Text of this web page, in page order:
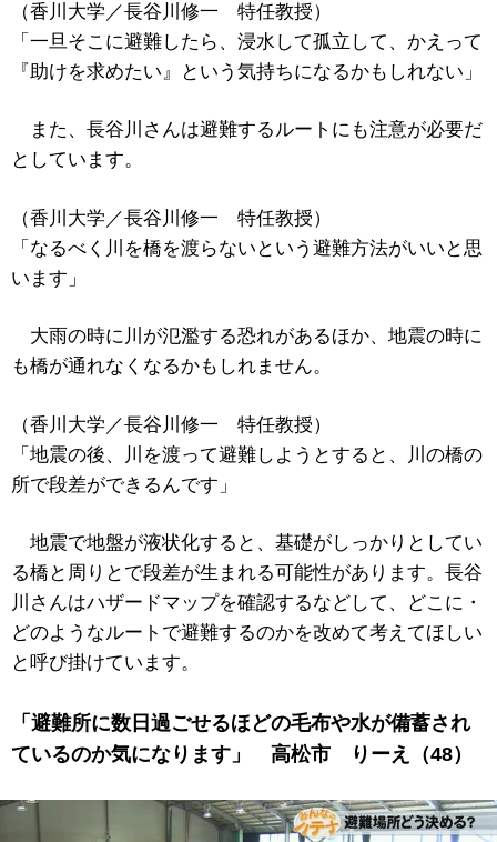
（香川大学／長谷川修一 特任教授）
「一旦そこに避難したら、浸水して孤立して、かえって
『助けを求めたい』という気持ちになるかもしれない」
また、長谷川さんは避難するルートにも注意が必要だ
としています。
（香川大学／長谷川修一 特任教授）
「なるべく川を橋を渡らないという避難方法がいいと思
います」
大雨の時に川が氾濫する恐れがあるほか、地震の時に
も橋が通れなくなるかもしれません。
（香川大学／長谷川修一 特任教授）
「地震の後、川を渡って避難しようとすると、川の橋の
所で段差ができるんです」
地震で地盤が液状化すると、基礎がしっかりとしてい
る橋と周りとで段差が生まれる可能性があります。長谷
川さんはハザードマップを確認するなどして、どこに・
どのようなルートで避難するのかを改めて考えてほしい
と呼び掛けています。
「避難所に数日過ごせるほどの毛布や水が備蓄され
ているのか気になります」 高松市 りーえ（48）